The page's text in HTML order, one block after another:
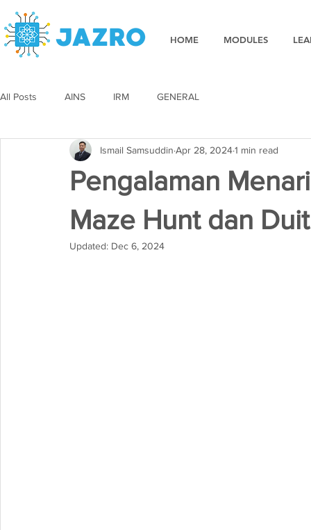
HOME MODULES
All Posts AINS IRM GENERAL
Pengalaman
Maze Hunt dan
Ismail Samsuddin Apr 28, 20241 min read
Updated: Dec 6, 2024